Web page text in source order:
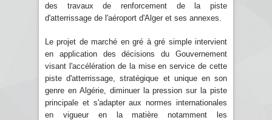
des travaux de renforcement de la piste
d'atterrissage de l'aéroport d'Alger et ses annexes.
Le projet de marché en gré à gré simple intervient
en application des décisions du Gouvernement
visant l'accélération de la mise en service de cette
piste d'atterrissage, stratégique et unique en son
genre en Algérie, diminuer la pression sur la piste
principale et s'adapter aux normes internationales
en vigueur en la matière notamment les